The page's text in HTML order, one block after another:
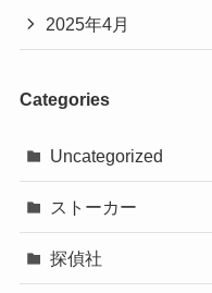
2025年4月
Categories
Uncategorized
ストーカー
探偵社